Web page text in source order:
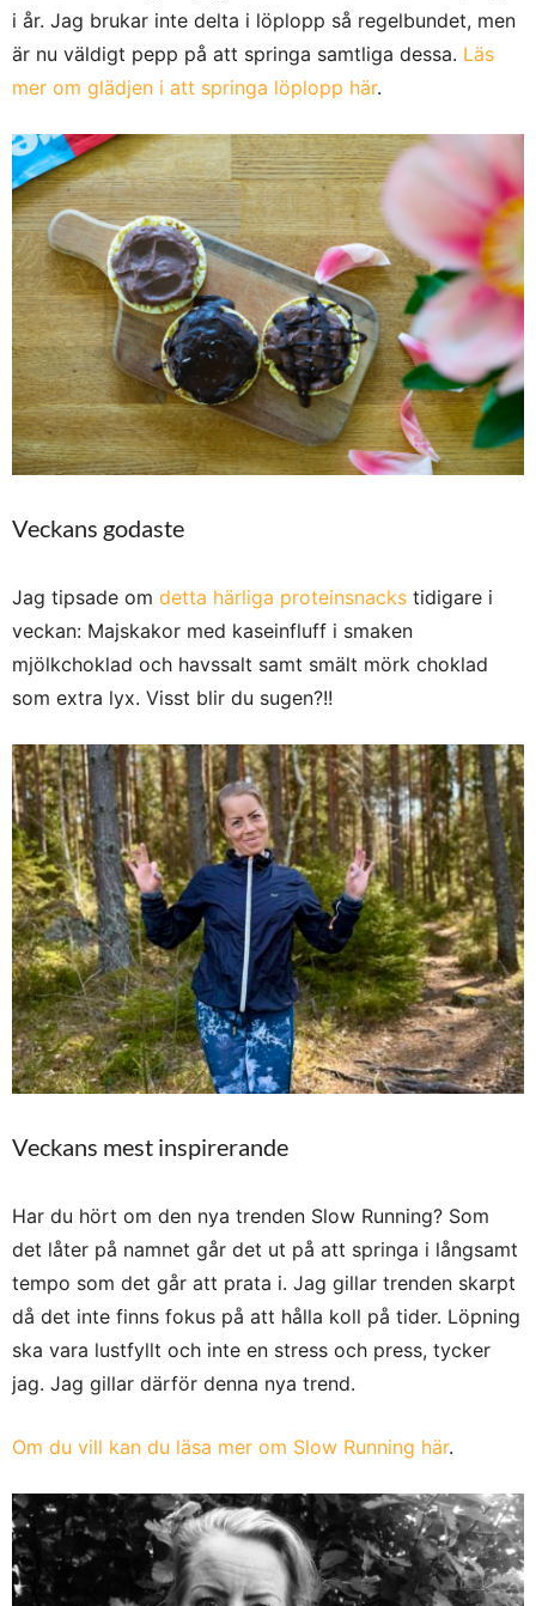
i år. Jag brukar inte delta i löplopp så regelbundet, men
är nu väldigt pepp på att springa samtliga dessa. Läs
mer om glädjen i att springa löplopp här.
Veckans godaste
Jag tipsade om detta härliga proteinsnacks tidigare i
veckan: Majskakor med kaseinfluff i smaken
mjölkchoklad och havssalt samt smält mörk choklad
som extra lyx. Visst blir du sugen?!!
Veckans mest inspirerande
Har du hört om den nya trenden Slow Running? Som
det låter på namnet går det ut på att springa i långsamt
tempo som det går att prata i. Jag gillar trenden skarpt
då det inte finns fokus på att hålla koll på tider. Löpning
ska vara lustfyllt och inte en stress och press, tycker
jag. Jag gillar därför denna nya trend.
Om du vill kan du läsa mer om Slow Running här.